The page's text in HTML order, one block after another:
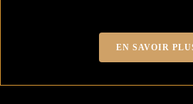
EN SAVOIR